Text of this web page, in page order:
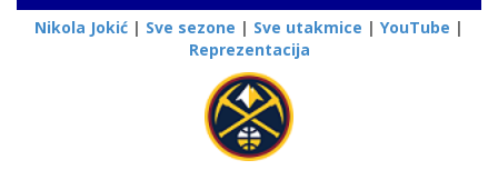
Nikola Jokić | Sve sezone | Sve utakmice | YouTube |
Reprezentacija